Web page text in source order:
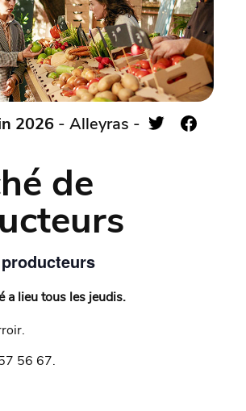
2026 - Alleyras -
de
a lieu tous les jeudis.
56 67.